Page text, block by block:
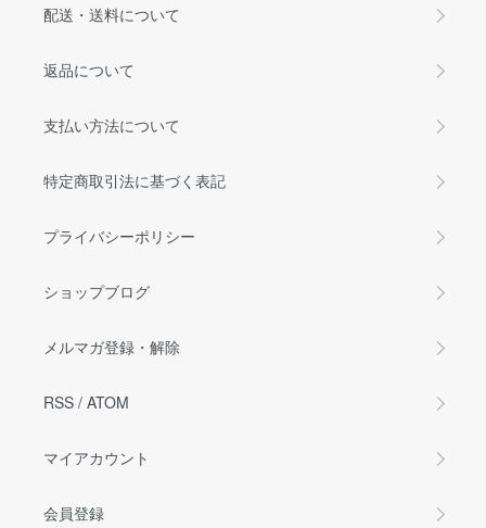
配送・送料について
返品について
支払い方法について
特定商取引法に基づく表記
プライバシーポリシー
ショップブログ
メルマガ登録・解除
RSS / ATOM
マイアカウント
会員登録